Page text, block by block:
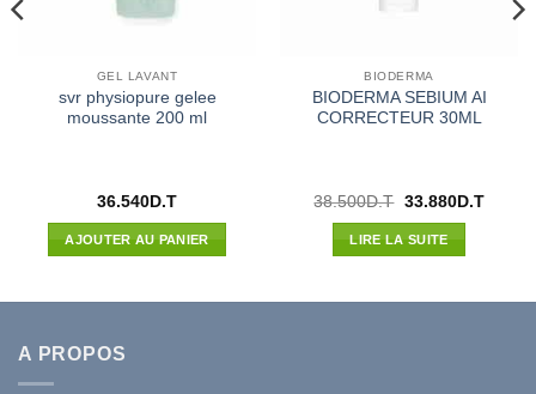
GEL LAVANT
svr physiopure gelee
moussante 200 ml
36.540 D.T
AJOUTER AU PANIER
BIODERMA
BIODERMA SEBIUM AI
CORRECTEUR 30ML
38.500D.T Le
initial
était :
33.880D.TLe
LIRE LA SUITE
A PROPOS